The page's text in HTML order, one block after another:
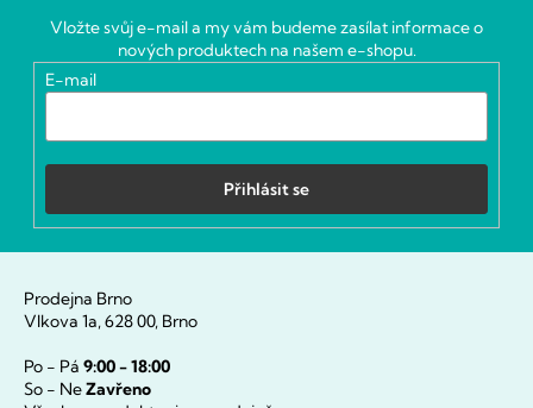
Vložte svůj e-mail a my vám budeme zasílat informace o
nových produktech na našem e-shopu.
E-mail
Přihlásit se
Prodejna Brno
Vlkova 1a, 628 00, Brno
Po - Pá 9:00 - 18:00
So - NeZavřeno